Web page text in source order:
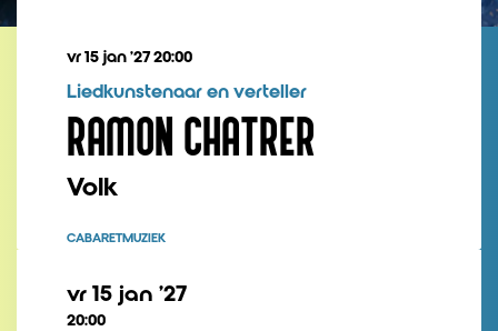
RAMON CHATRER
Volk
Liedkunstenaar en verteller
vr 15 jan ’2720:00
CABARETMUZIEK
vr 15 jan ’27
20:00